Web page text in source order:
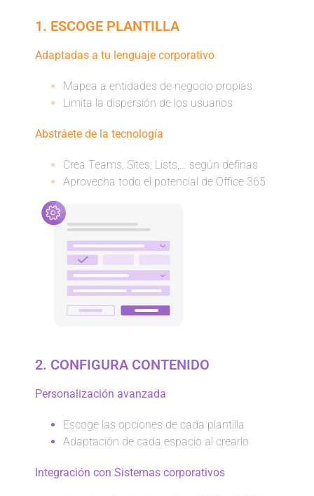
1. ESCOGE PLANTILLA
Adaptadas a tu lenguaje corporativo
Mapea a entidades de negocio propias
Limita la dispersión de los usuarios
Abstráete de la tecnología
Crea Teams, Sites, Lists,… según definas
Aprovecha todo el potencial de Office 365
2. CONFIGURA CONTENIDO
Personalización avanzada
Escoge las opciones de cada plantilla
Adaptación de cada espacio al crearlo
Integración con Sistemas corporativos